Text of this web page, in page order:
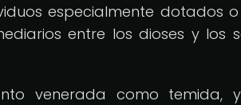
especialmente dotados
entre los dioses y los
venerada como temida,